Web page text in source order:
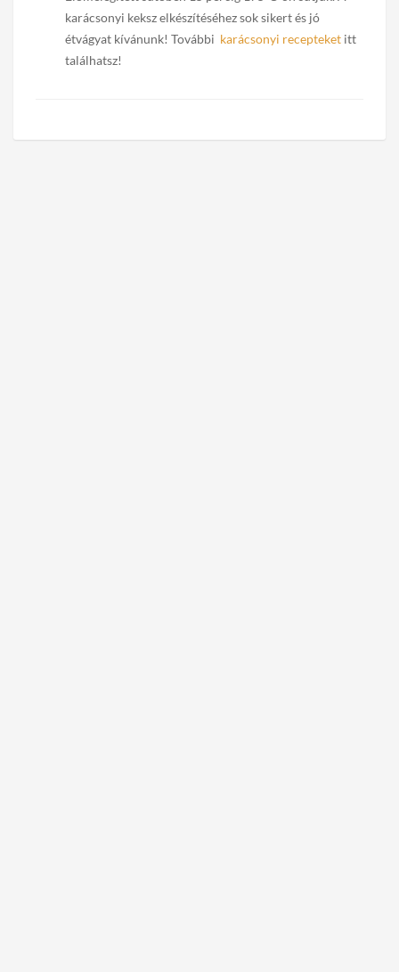
karácsonyi keksz elkészítéséhez sok sikert és jó
étvágyat kívánunk! További karácsonyi recepteket itt
találhatsz!